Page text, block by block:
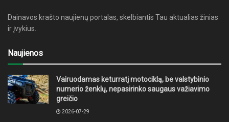
Dainavos krašto naujienų portalas, skelbiantis Tau aktualias žinias
ir įvykius.
Naujienos
Vairuodamas keturratį motociklą, be valstybinio
numerio ženklų, nepasirinko saugaus važiavimo
greičio
2026-07-29